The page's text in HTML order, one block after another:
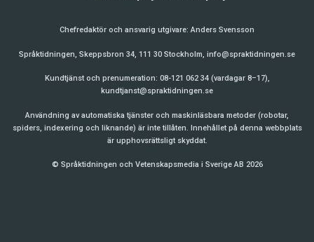
Chefredaktör och ansvarig utgivare:Anders Svensson
Språktidningen, Skeppsbron 34, 111 30 Stockholm, info@spraktidningen.se
Kundtjänst och prenumeration: 08-121 062 34 (vardagar 8–17),
kundtjanst@spraktidningen.se
Användning av automatiska tjänster och maskinläsbara metoder (robotar,
spiders, indexering och liknande) är inte tillåten. Innehållet på denna webbplats
är upphovsrättsligt skyddat.
© Språktidningen och Vetenskapsmedia i Sverige AB 2026